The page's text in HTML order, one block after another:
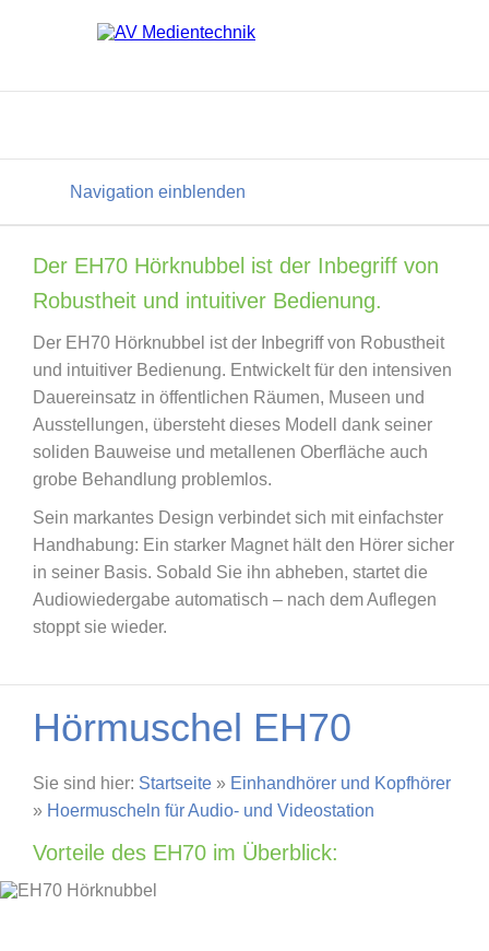
Navigation einblenden
Der EH70 Hörknubbel ist der Inbegriff von
Robustheit und intuitiver Bedienung.
Der EH70 Hörknubbel ist der Inbegriff von Robustheit
und intuitiver Bedienung. Entwickelt für den intensiven
Dauereinsatz in öffentlichen Räumen, Museen und
Ausstellungen, übersteht dieses Modell dank seiner
soliden Bauweise und metallenen Oberfläche auch
grobe Behandlung problemlos.
Sein markantes Design verbindet sich mit einfachster
Handhabung: Ein starker Magnet hält den Hörer sicher
in seiner Basis. Sobald Sie ihn abheben, startet die
Audiowiedergabe automatisch – nach dem Auflegen
stoppt sie wieder.
Hörmuschel EH70
Sie sind hier: Startseite » Einhandhörer und Kopfhörer
» Hoermuscheln für Audio- und Videostation
Vorteile des EH70 im Überblick: